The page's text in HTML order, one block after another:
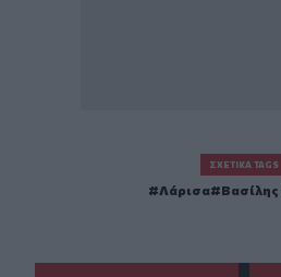
ΣΧΕΤΙΚΆ TAGS
Λάρισα